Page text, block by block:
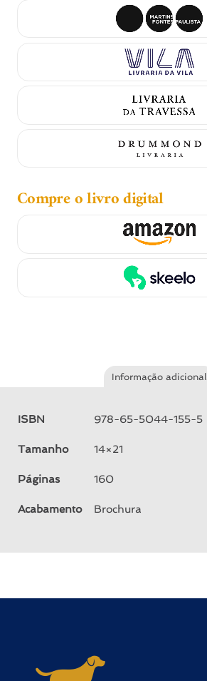
Compre o livro digital
Informação adicional
ISBN 978-65-5044-155-5
Tamanho 14×21
Páginas 160
Acabamento Brochura